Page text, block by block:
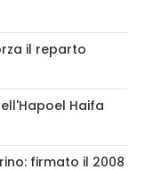
il reparto
Haifa
firmato il 2008